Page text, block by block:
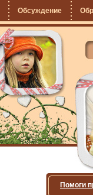
Обсуждение
Помоги